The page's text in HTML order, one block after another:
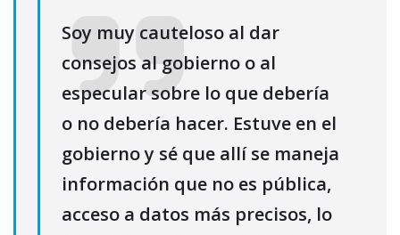
Soy muy cauteloso al dar
consejos al gobierno o al
especular sobre lo que debería
o no debería hacer. Estuve en el
gobierno y sé que allí se maneja
información que no es pública,
acceso a datos más precisos, lo